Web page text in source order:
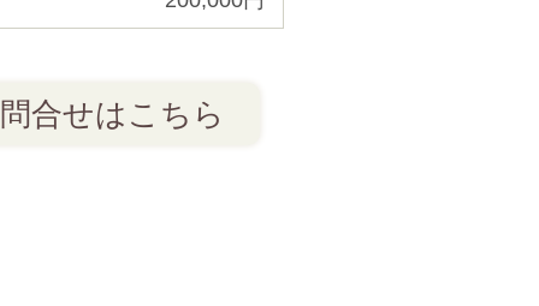
合せはこちら